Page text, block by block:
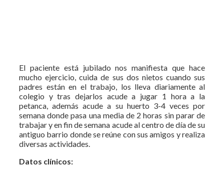
El paciente está jubilado nos manifiesta que hace
mucho ejercicio, cuida de sus dos nietos cuando sus
padres están en el trabajo, los lleva diariamente al
colegio y tras dejarlos acude a jugar 1 hora a la
petanca, además acude a su huerto 3-4 veces por
semana donde pasa una media de 2 horas sin parar de
trabajar y en fin de semana acude al centro de día de su
antiguo barrio donde se reúne con sus amigos y realiza
diversas actividades.
Datos clínicos: